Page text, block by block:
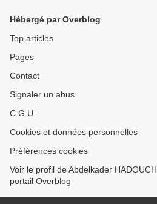
Hébergé par Overblog
Top articles
Pages
Contact
Signaler un abus
C.G.U.
Cookies et données personnelles
Préférences cookies
Voir le profil de Abdelkader HADOUCH عبد القادر حادوش sur le
portail Overblog